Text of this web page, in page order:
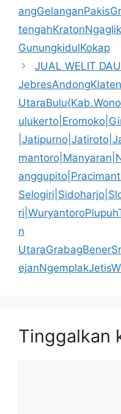
GunungkidulKokap
JUAL WELIT
JebresAndongKlaten
n
Tinggalkan